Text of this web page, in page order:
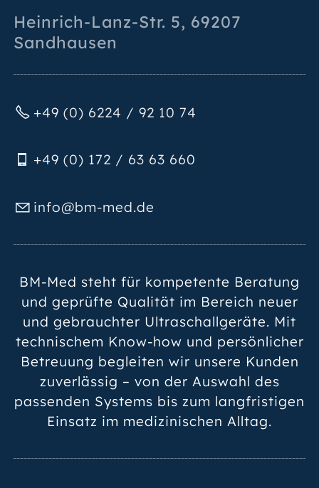
Heinrich-Lanz-Str. 5, 69207
Sandhausen
+49 (0) 6224 / 92 10 74
+49 (0) 172 / 63 63 660
nf bm-m d d
BM-Med steht für kompetente Beratung
und geprüfte Qualität im Bereich neuer
und gebrauchter Ultraschallgeräte. Mit
technischem Know-how und persönlicher
Betreuung begleiten wir unsere Kunden
zuverlässig – von der Auswahl des
passenden Systems bis zum langfristigen
Einsatz im medizinischen Alltag.